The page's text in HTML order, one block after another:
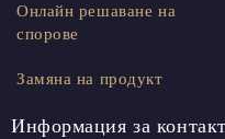
Онлайн решаване на
спорове
Замяна на продукт
Информация за